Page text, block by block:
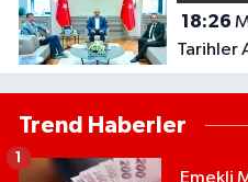
18:26
Tarihler
Çevre
Trend Haberler
Emekli
1